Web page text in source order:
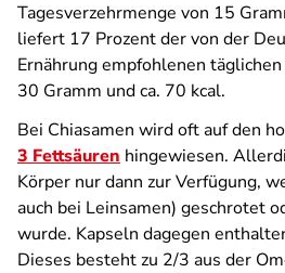
Tagesverzehrmenge von 15
liefert 17 Prozent der von der
Ernährung empfohlenen
30 Gramm und ca. 70 kcal.
Bei Chiasamen wird oft auf den
3 Fettsäuren hingewiesen.
Körper nur dann zur Verfügung,
auch bei Leinsamen) geschrotet
wurde. Kapseln dagegen
Dieses besteht zu 2/3 aus der